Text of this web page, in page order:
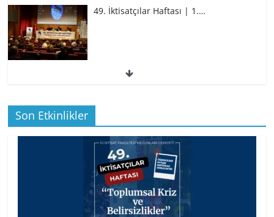
49. İktisatçılar Haftası | 1.…
49. İktisatçılar Haftası | 1.…
BİZ İKTİSATLILAR: İÇİMİZDEN BİRİ PROF.
…
Son Etkinlikler